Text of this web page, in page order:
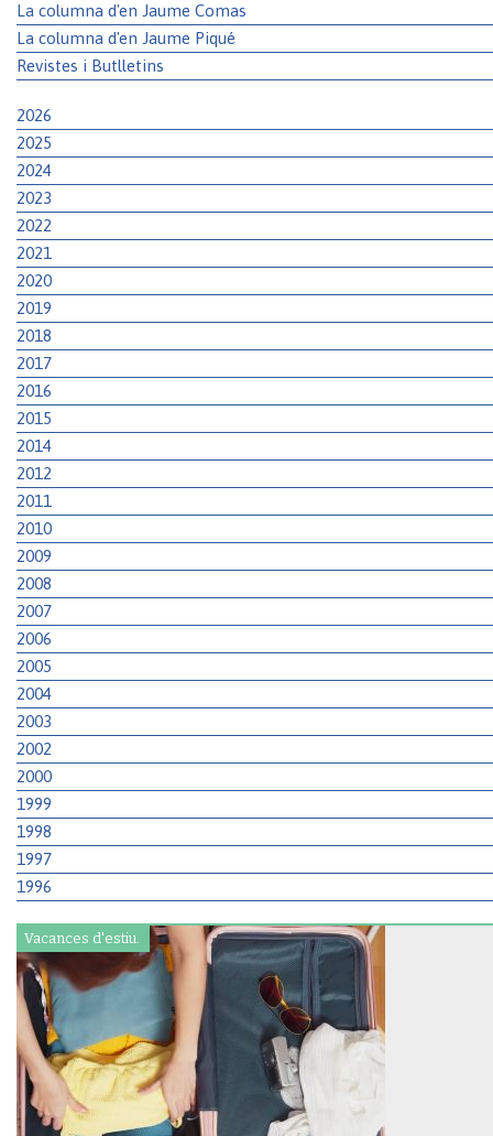
La columna d'en Jaume Comas
La columna d'en Jaume Piqué
Revistes i Butlletins
2026
2025
2024
2023
2022
2021
2020
2019
2018
2017
2016
2015
2014
2012
2011
2010
2009
2008
2007
2006
2005
2004
2003
2002
2000
1999
1998
1997
1996
Vacances d'estiu.